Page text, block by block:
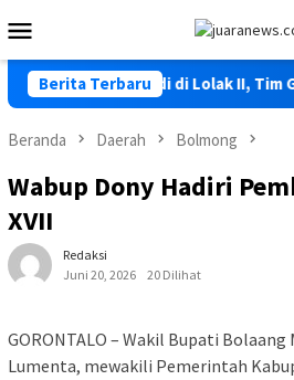
ke
kontenMobile
Berita Terbaru
Kembali Terjadi di Lolak II, Tim
Beranda Daerah Bolmong
Wabup Dony Hadiri
XVII
Redaksi
Juni 20, 2026
20 Dilihat
GORONTALO – Wakil Bupati
Lumenta, mewakili Pemerintah